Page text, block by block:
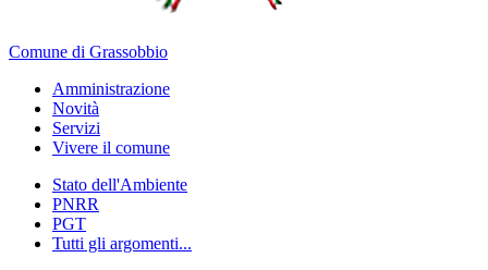
Comune di Grassobbio
Amministrazione
Novità
Servizi
Vivere il comune
Stato dell'Ambiente
PNRR
PGT
Tutti gli argomenti...